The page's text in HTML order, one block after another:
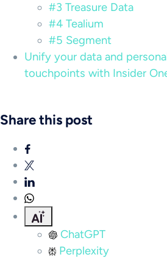
#3 Treasure Data
#4 Tealium
#5 Segment
Unify your data and
touchpoints with Insider
Share this post
ChatGPT
Perplexity